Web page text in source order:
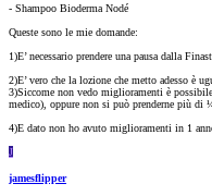
- Shampoo Bioderma Nodé
Queste sono le mie domande:
1)E’ necessario prendere una pausa dalla
2)E’ vero che la lozione che metto adesso è
3)Siccome non vedo miglioramenti è
medico), oppure non si può prenderne più di
4)E dato non ho avuto miglioramenti in 1
J
jamesflipper